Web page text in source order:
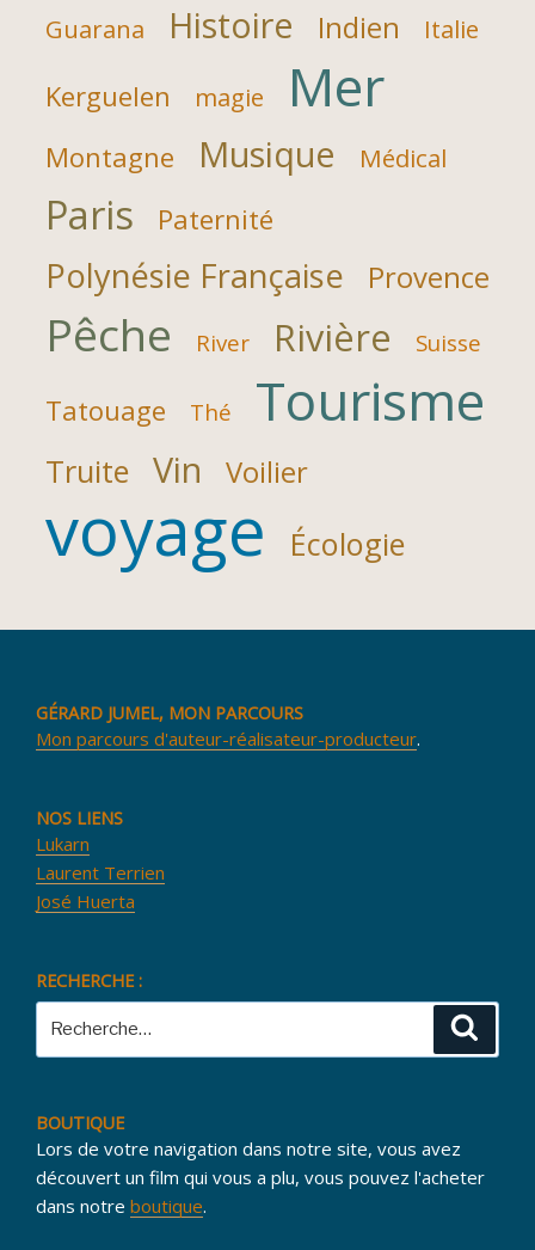
Guarana
Histoire Indien Italie
Kerguelen magie Mer
Montagne Musique Médical
Paris Paternité
Polynésie Française Provence
Pêche River Rivière Suisse
Tatouage Thé Tourisme
Truite Vin Voilier
voyage Écologie
GÉRARD JUMEL, MON PARCOURS
Mon parcours d'auteur-réalisateur-producteur.
NOS LIENS
Lukarn
Laurent Terrien
José Huerta
RECHERCHE :
BOUTIQUE
Lors de votre navigation dans notre site, vous avez
découvert un film qui vous a plu, vous pouvez l'acheter
dans notre boutique.